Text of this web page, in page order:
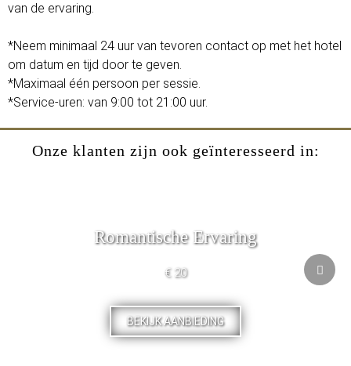
van de ervaring.
*Neem minimaal 24 uur van tevoren contact op met het hotel
om datum en tijd door te geven.
*Maximaal één persoon per sessie.
*Service-uren: van 9:00 tot 21:00 uur.
Onze klanten zijn ook geïnteresseerd in:
Romantische Ervaring
€ 20
BEKIJK AANBIEDING